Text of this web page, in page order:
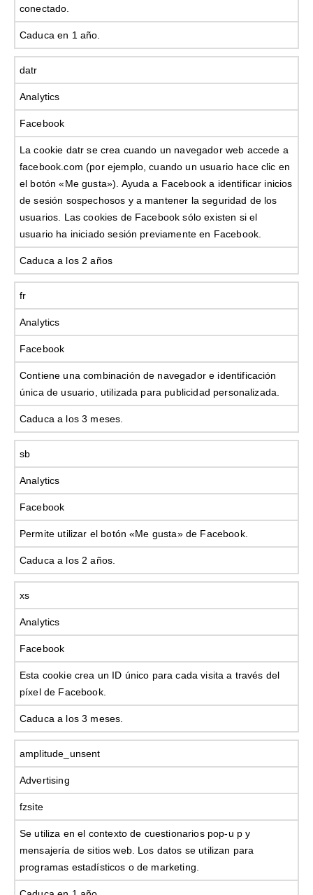
conectado.
Caduca en 1 año.
datr
Analytics
Facebook
La cookie datr se crea cuando un navegador web accede a
facebook.com (por ejemplo, cuando un usuario hace clic en
el botón «Me gusta»). Ayuda a Facebook a identificar inicios
de sesión sospechosos y a mantener la seguridad de los
usuarios. Las cookies de Facebook sólo existen si el
usuario ha iniciado sesión previamente en Facebook.
Caduca a los 2 años
fr
Analytics
Facebook
Contiene una combinación de navegador e identificación
única de usuario, utilizada para publicidad personalizada.
Caduca a los 3 meses.
sb
Analytics
Facebook
Permite utilizar el botón «Me gusta» de Facebook.
Caduca a los 2 años.
xs
Analytics
Facebook
Esta cookie crea un ID único para cada visita a través del
píxel de Facebook.
Caduca a los 3 meses.
amplitude_unsent
Advertising
fzsite
Se utiliza en el contexto de cuestionarios pop-u p y
mensajería de sitios web. Los datos se utilizan para
programas estadísticos o de marketing.